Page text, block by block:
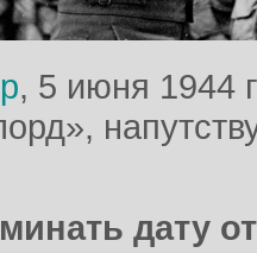
, 5 июня 1944
дату